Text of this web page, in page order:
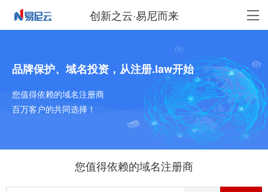
创新之云·易尼而来
品牌保护、域名投资，从注册.law开始
您值得依赖的域名注册商
百万客户的共同选择！
您值得依赖的域名注册商